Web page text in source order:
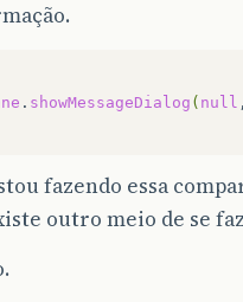
. showMessageDialog ( null
fazendo essa
outro meio de se